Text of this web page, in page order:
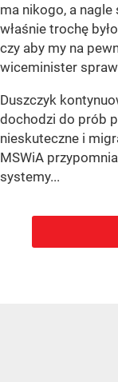
ma nikogo, a
właśnie trochę
czy aby my na
wiceminister
Duszczyk
dochodzi do prób
nieskuteczne i
MSWiA
systemy...